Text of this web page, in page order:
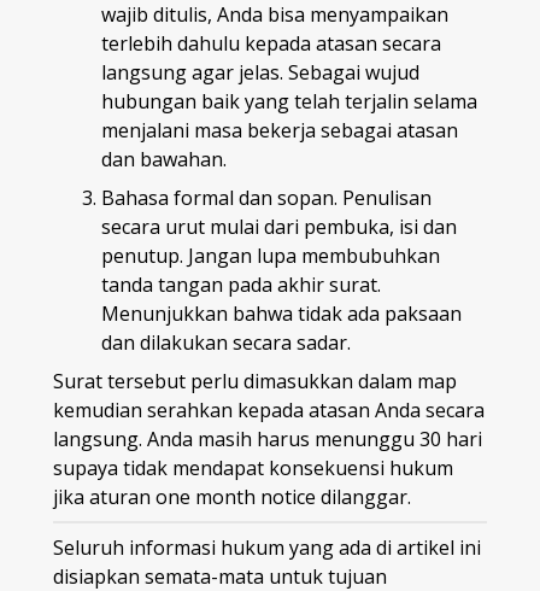
wajib ditulis, Anda bisa menyampaikan
terlebih dahulu kepada atasan secara
langsung agar jelas. Sebagai wujud
hubungan baik yang telah terjalin selama
menjalani masa bekerja sebagai atasan
dan bawahan.
Bahasa formal dan sopan. Penulisan
secara urut mulai dari pembuka, isi dan
penutup. Jangan lupa membubuhkan
tanda tangan pada akhir surat.
Menunjukkan bahwa tidak ada paksaan
dan dilakukan secara sadar.
Surat tersebut perlu dimasukkan dalam map
kemudian serahkan kepada atasan Anda secara
langsung. Anda masih harus menunggu 30 hari
supaya tidak mendapat konsekuensi hukum
jika aturan one month notice dilanggar.
Seluruh informasi hukum yang ada di artikel ini
disiapkan semata-mata untuk tujuan